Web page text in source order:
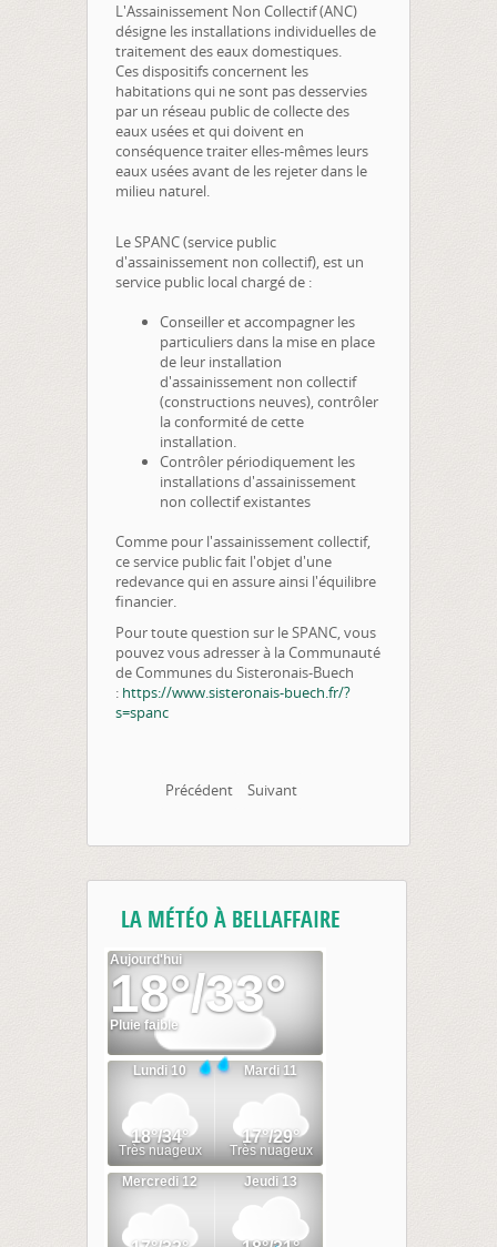
L'Assainissement Non Collectif (ANC)
désigne les installations individuelles de
traitement des eaux domestiques.
Ces dispositifs concernent les
habitations qui ne sont pas desservies
par un réseau public de collecte des
eaux usées et qui doivent en
conséquence traiter elles-mêmes leurs
eaux usées avant de les rejeter dans le
milieu naturel.
Le SPANC (service public
d'assainissement non collectif), est un
service public local chargé de :
Conseiller et accompagner les
particuliers dans la mise en place
de leur installation
d'assainissement non collectif
(constructions neuves), contrôler
la conformité de cette
installation.
Contrôler périodiquement les
installations d'assainissement
non collectif existantes
Comme pour l'assainissement collectif,
ce service public fait l'objet d'une
redevance qui en assure ainsi l'équilibre
financier.
Pour toute question sur le SPANC, vous
pouvez vous adresser à la Communauté
de Communes du Sisteronais-Buech
: https://www.sisteronais-buech.fr/?
s=spanc
Précédent Suivant
LA MÉTÉO À BELLAFFAIRE